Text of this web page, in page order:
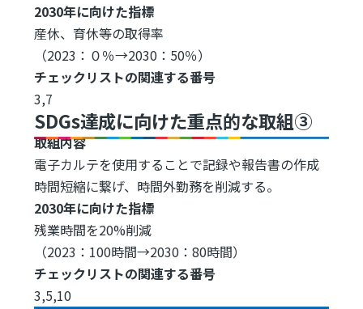
2030年に向けた指標
産休、育休等の取得率
（2023：０％→2030：50％）
チェックリストの関連する番号
3,7
SDGs達成に向けた重点的な取組③
取組内容
電子カルテを使用することで記録や報告書の作成
時間短縮に繋げ、時間外勤務を削減する。
2030年に向けた指標
残業時間を20%削減
（2023：100時間→2030：80時間）
チェックリストの関連する番号
3,5,10